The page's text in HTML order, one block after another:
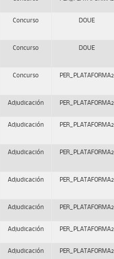
Concurso DOUE
Concurso DOUE
Concurso PER_PLATAFORMA2
Adjudicación PER_PLATAFORMA2
Adjudicación PER_PLATAFORMA2
Adjudicación PER_PLATAFORMA2
Adjudicación PER_PLATAFORMA2
Adjudicación PER_PLATAFORMA2
Adjudicación PER_PLATAFORMA2
Adjudicación PER_PLATAFORMA2